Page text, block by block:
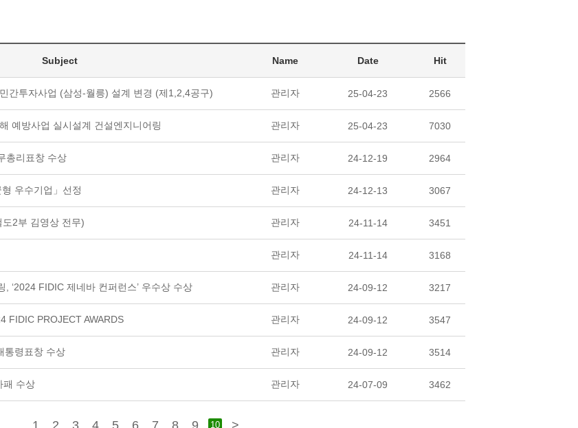
Subject Name Date Hit
간투자사업 (삼성-월릉) 설계 변경 (제1,2,4공구) 관리자 25-04-23 2566
예방사업 실시설계 건설엔지니어링 관리자 25-04-23 7030
총리표창 수상 관리자 24-12-19 2964
우수기업」선정 관리자 24-12-13 3067
2부 김영상 전무) 관리자 24-11-14 3451
관리자 24-11-14 3168
‘2024 FIDIC 제네바 컨퍼런스’ 우수상 수상 관리자 24-09-12 3217
FIDIC PROJECT AWARDS 관리자 24-09-12 3547
통령표창 수상 관리자 24-09-12 3514
패 수상 관리자 24-07-09 3462
1 2 3 4 5 6 7 8 9 10 >